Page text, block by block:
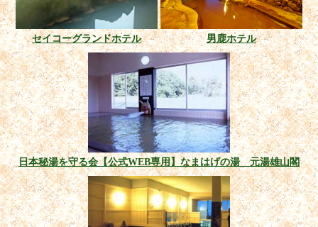
セイコーグランドホテル 男鹿ホテル
日本秘湯を守る会【公式WEB専用】なまはげの湯 元湯雄山閣